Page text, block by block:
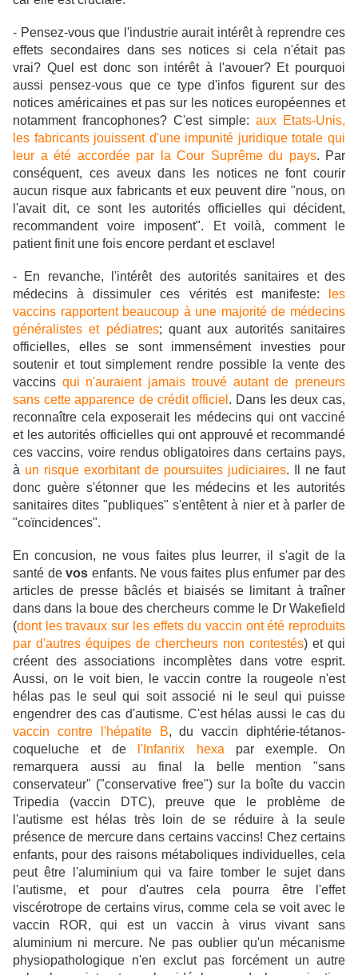
- Pensez-vous que l'industrie aurait intérêt à reprendre ces
effets secondaires dans ses notices si cela n'était pas
vrai? Quel est donc son intérêt à l'avouer? Et pourquoi
aussi pensez-vous que ce type d'infos figurent sur des
notices américaines et pas sur les notices européennes et
notamment francophones? C'est simple: aux Etats-Unis,
les fabricants jouissent d'une impunité juridique totale qui
leur a été accordée par la Cour Suprême du pays. Par
conséquent, ces aveux dans les notices ne font courir
aucun risque aux fabricants et eux peuvent dire "nous, on
l'avait dit, ce sont les autorités officielles qui décident,
recommandent voire imposent". Et voilà, comment le
patient finit une fois encore perdant et esclave!
- En revanche, l'intérêt des autorités sanitaires et des
médecins à dissimuler ces vérités est manifeste:
les
vaccins rapportent beaucoup à une majorité de médecins
généralistes et pédiatres; quant aux autorités sanitaires
officielles, elles se sont immensément investies pour
soutenir et tout simplement rendre possible la vente des
vaccins qui n'auraient jamais trouvé autant de preneurs
sans cette apparence de crédit officiel . Dans les deux cas,
reconnaître cela exposerait les médecins qui ont vacciné
et les autorités officielles qui ont approuvé et recommandé
ces vaccins, voire rendus obligatoires dans certains pays,
à un risque exorbitant de poursuites judiciaires. Il ne faut
donc guère s'étonner que les médecins et les autorités
sanitaires dites "publiques" s'entêtent à nier et à parler de
"coïncidences".
En concusion, ne vous faites plus leurrer, il s'agit de la
santé de vos enfants. Ne vous faites plus enfumer par des
articles de presse bâclés et biaisés se limitant à traîner
dans dans la boue des chercheurs comme le Dr Wakefield
(dont les travaux sur les effets du vaccin ont été reproduits
par d'autres équipes de chercheurs non contestés) et qui
créent des associations incomplètes dans votre esprit.
Aussi, on le voit bien, le vaccin contre la rougeole n'est
hélas pas le seul qui soit associé ni le seul qui puisse
engendrer des cas d'autisme. C'est hélas aussi le cas du
vaccin contre l'hépatite B, du vaccin diphtérie-tétanos-
coqueluche et de
l'Infanrix hexa par exemple. On
remarquera aussi au final la belle mention "sans
conservateur" ("conservative free") sur la boîte du vaccin
Tripedia (vaccin DTC), preuve que le problème de
l'autisme est hélas très loin de se réduire à la seule
présence de mercure dans certains vaccins! Chez certains
enfants, pour des raisons métaboliques individuelles, cela
peut être l'aluminium qui va faire tomber le sujet dans
l'autisme, et pour d'autres cela pourra être l'effet
viscérotrope de certains virus, comme cela se voit avec le
vaccin ROR, qui est un vaccin à virus vivant sans
aluminium ni mercure. Ne pas oublier qu'un mécanisme
physiopathologique n'en exclut pas forcément un autre